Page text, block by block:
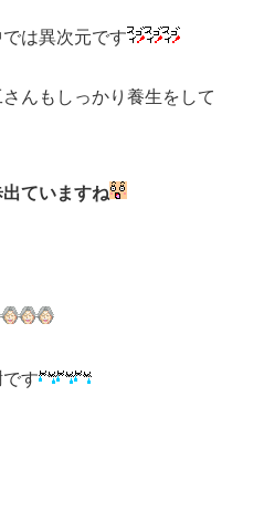
は異次元です
んもしっかり養生をして
ていますね
す